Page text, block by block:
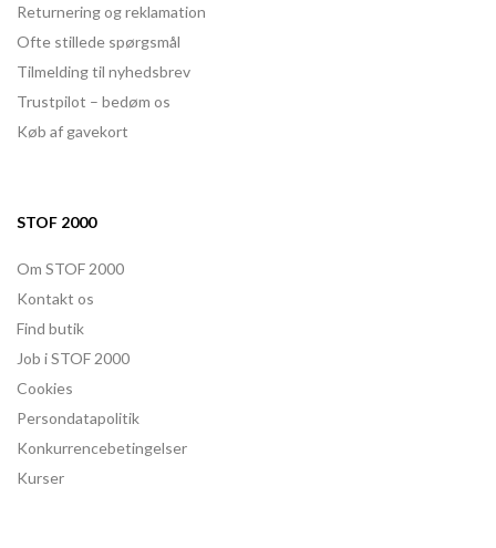
Returnering og reklamation
Ofte stillede spørgsmål
Tilmelding til nyhedsbrev
Trustpilot – bedøm os
Køb af gavekort
STOF 2000
Om STOF 2000
Kontakt os
Find butik
Job i STOF 2000
Cookies
Persondatapolitik
Konkurrencebetingelser
Kurser